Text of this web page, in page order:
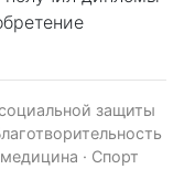
защиты
· Спорт